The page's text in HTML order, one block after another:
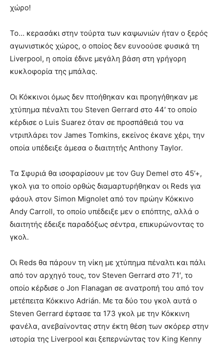
χώρο!
Το… κερασάκι στην τούρτα των καψωνιών ήταν ο ξερός
αγωνιστικός χώρος, ο οποίος δεν ευνοούσε φυσικά τη
Liverpool, η οποία έδινε μεγάλη βάση στη γρήγορη
κυκλοφορία της μπάλας.
Οι Κόκκινοι όμως δεν πτοήθηκαν και προηγήθηκαν με
χτύπημα πέναλτι του Steven Gerrard στο 44′ το οποίο
κέρδισε ο Luis Suarez όταν σε προσπάθειά του να
ντριπλάρει τον James Tomkins, εκείνος έκανε χέρι, την
οποία υπέδειξε άμεσα ο διαιτητής Anthony Taylor.
Τα Σφυριά θα ισοφαρίσουν με τον Guy Demel στο 45’+,
γκολ για το οποίο ορθώς διαμαρτυρήθηκαν οι Reds για
φάουλ στον Simon Mignolet από τον πρώην Κόκκινο
Andy Carroll, το οποίο υπέδειξε μεν ο επόπτης, αλλά ο
διαιτητής έδειξε παραδόξως σέντρα, επικυρώνοντας το
γκολ.
Οι Reds θα πάρουν τη νίκη με χτύπημα πέναλτι και πάλι
από τον αρχηγό τους, τον Steven Gerrard στο 71′, το
οποίο κέρδισε ο Jon Flanagan σε ανατροπή του από τον
μετέπειτα Κόκκινο Adrián. Με τα δύο του γκολ αυτά ο
Steven Gerrard έφτασε τα 173 γκολ με την Κόκκινη
φανέλα, ανεβαίνοντας στην έκτη θέση των σκόρερ στην
ιστορία της Liverpool και ξεπερνώντας τον King Kenny